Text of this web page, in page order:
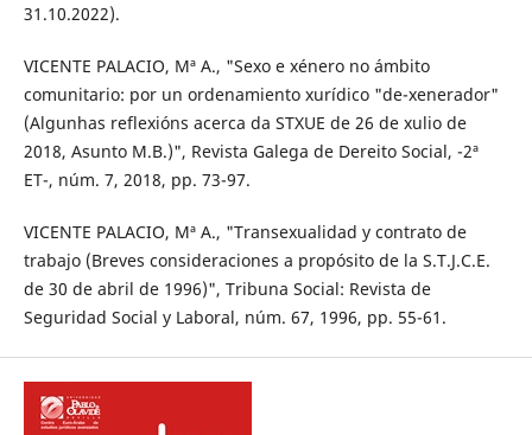
31.10.2022).
VICENTE PALACIO, Mª A., "Sexo e xénero no ámbito
comunitario: por un ordenamiento xurídico "de-xenerador"
(Algunhas reflexións acerca da STXUE de 26 de xulio de
2018, Asunto M.B.)", Revista Galega de Dereito Social, -2ª
ET-, núm. 7, 2018, pp. 73-97.
VICENTE PALACIO, Mª A., "Transexualidad y contrato de
trabajo (Breves consideraciones a propósito de la S.T.J.C.E.
de 30 de abril de 1996)", Tribuna Social: Revista de
Seguridad Social y Laboral, núm. 67, 1996, pp. 55-61.